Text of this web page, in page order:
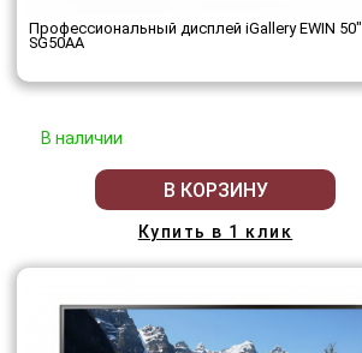
Профессиональный дисплей iGallery EWIN 50"
SG50AA
В наличии
В КОРЗИНУ
Купить в 1 клик